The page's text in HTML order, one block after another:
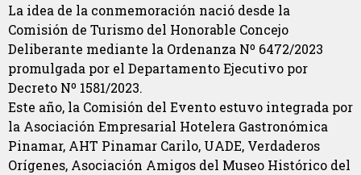
La idea de la conmemoración nació desde la
Comisión de Turismo del Honorable Concejo
Deliberante mediante la Ordenanza Nº 6472/2023
promulgada por el Departamento Ejecutivo por
Decreto Nº 1581/2023.
Este año, la Comisión del Evento estuvo integrada por
la Asociación Empresarial Hotelera Gastronómica
Pinamar, AHT Pinamar Carilo, UADE, Verdaderos
Orígenes, Asociación Amigos del Museo Histórico del